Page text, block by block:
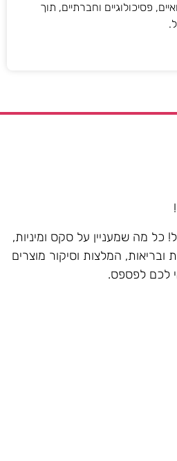
פסיכולוגיים וחברתיים, תוך
כל מה שמעניין על סקס ומיניות,
ובריאות, המלצות וסיקור מוצרים
לכם לפספס.